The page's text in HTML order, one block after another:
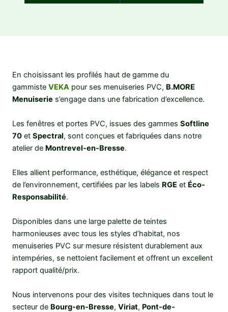
En choisissant les profilés haut de gamme du
gammiste VEKA pour ses menuiseries PVC, B.MORE
Menuiserie s’engage dans une fabrication d’excellence.
Les fenêtres et portes PVC, issues des gammes Softline
70 et Spectral, sont conçues et fabriquées dans notre
atelier de Montrevel-en-Bresse.
Elles allient performance, esthétique, élégance et respect
de l’environnement, certifiées par les labels RGE et Éco-
Responsabilité.
Disponibles dans une large palette de teintes
harmonieuses avec tous les styles d’habitat, nos
menuiseries PVC sur mesure résistent durablement aux
intempéries, se nettoient facilement et offrent un excellent
rapport qualité/prix.
Nous intervenons pour des visites techniques dans tout le
secteur de Bourg-en-Bresse, Viriat, Pont-de-